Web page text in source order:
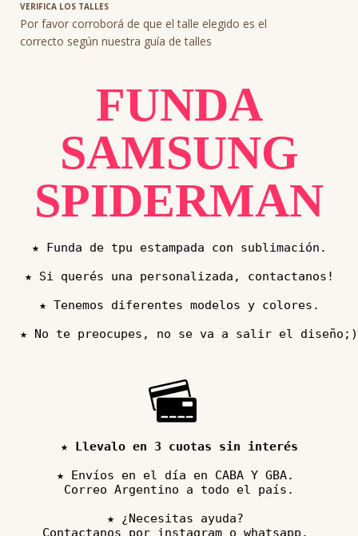
VERIFICA LOS TALLES
Por favor corroborá de que el talle elegido es el
correcto según nuestra guía de talles
FUNDA
SAMSUNG
SPIDERMAN
★ Funda de tpu estampada con sublimación.
★ Si querés una personalizada, contactanos!
★ Tenemos diferentes modelos y colores.
★
Llevalo en 3 cuotas sin interés
★ Envíos en el día en CABA Y GBA.
Correo Argentino a todo el país.
★ ¿Necesitas ayuda?
Contactanos por instagram o whatsapp.